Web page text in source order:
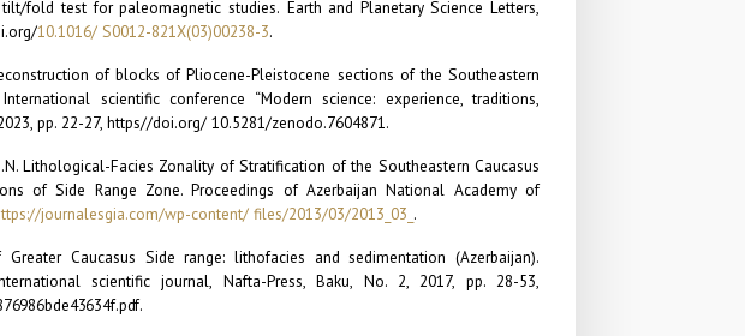
tilt/fold test for paleomagnetic studies. Earth and Planetary Science Letters,
10.1016/ S0012-821X(03)00238-3.
of blocks of Pliocene-Pleistocene sections of the Southeastern
scientific conference “Modern science: experience, traditions,
pp. 22-27, https//doi.org/ 10.5281/zenodo.7604871.
Lithological-Facies Zonality of Stratification of the Southeastern Caucasus
of Side Range Zone. Proceedings of Azerbaijan National Academy of
journalesgia.com/wp-content/ files/2013/03/2013_03_ .
Caucasus Side range: lithofacies and sedimentation (Azerbaijan).
scientific journal, Nafta-Press, Baku, No. 2, 2017, pp. 28-53,